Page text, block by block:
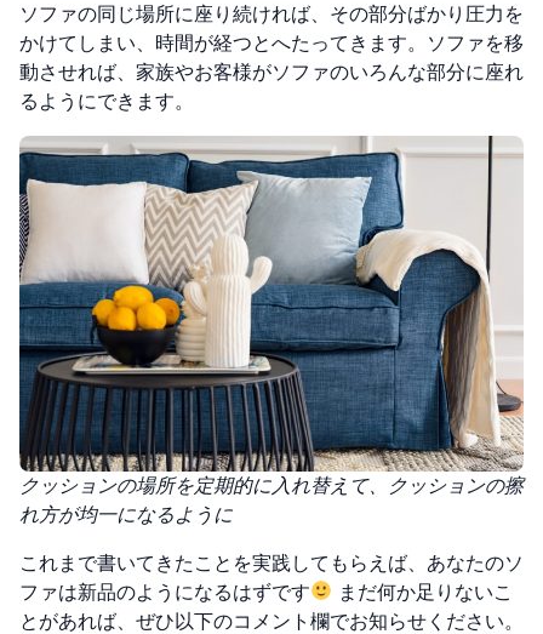
ソファの同じ場所に座り続ければ、その部分ばかり圧力を
かけてしまい、時間が経つとへたってきます。ソファを移
動させれば、家族やお客様がソファのいろんな部分に座れ
るようにできます。
クッションの場所を定期的に入れ替えて、クッションの擦
れ方が均一になるように
これまで書いてきたことを実践してもらえば、あなたのソ
ファは新品のようになるはずです
まだ何か足りないこ
とがあれば、ぜひ以下のコメント欄でお知らせください。